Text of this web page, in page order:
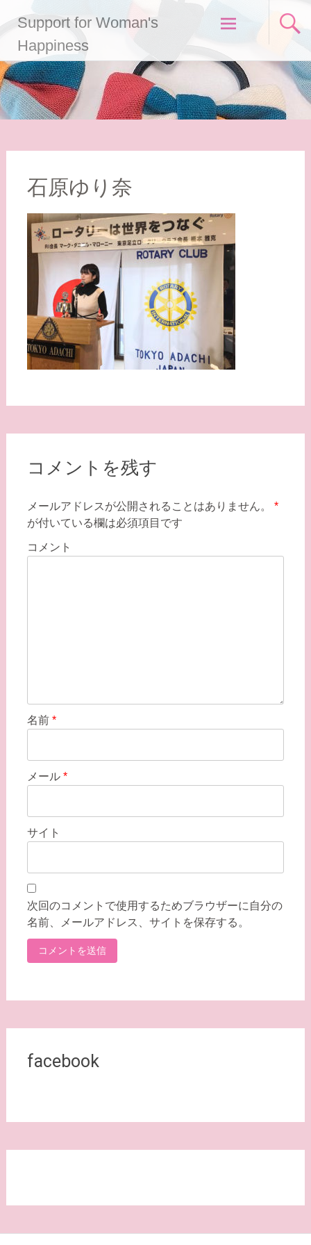
ン
ン
ツ
へ
ス
Support for Woman's
Happiness
石原ゆり奈
コメントを残す
メールアドレスが公開されることはありません。
*
が付いている欄は必須項目です
コメント
名前 *
メール *
サイト
次回のコメントで使用するためブラウザーに自分の
名前、メールアドレス、サイトを保存する。
facebook